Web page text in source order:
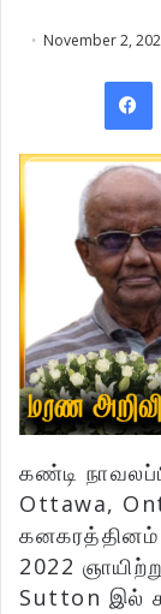
November 2,
கண்டி
Ottawa,
2022
Sutton இல்